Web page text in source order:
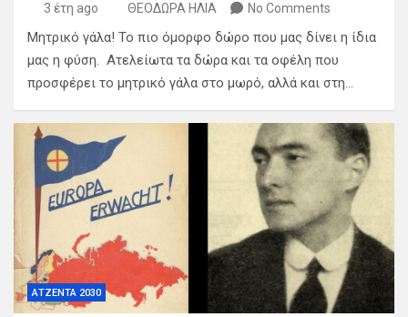
3 έτη ago ΘΕΟΔΩΡΑ ΗΛΙΑ No Comments
Μητρικό γάλα! Το πιο όμορφο δώρο που μας δίνει η ίδια
μας η φύση. Ατελείωτα τα δώρα και τα οφέλη που
προσφέρει το μητρικό γάλα στο μωρό, αλλά και στη…
ΑΤΖΕΝΤΑ 2030